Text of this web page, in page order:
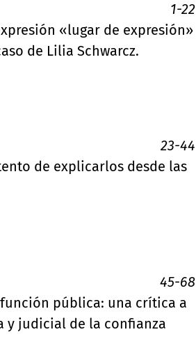
1-22
«lugar de expresión»
de Lilia Schwarcz.
23-44
de explicarlos desde las
45-68
pública: una crítica a
y judicial de la confianza